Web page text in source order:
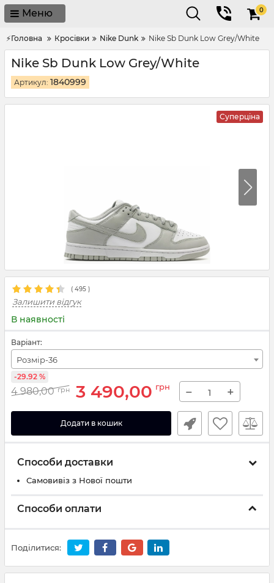
Меню 0
⚡Головна Кросівки Nike Dunk Nike Sb Dunk Low Grey/White
Nike Sb Dunk Low Grey/White
Артикул: 1840999
Суперціна
( 495 )
Залишити відгук
В наявності
Варіант:
Розмір-36
4 980,00 грн 3 490,00 грн
-29.92 %
− +
Додати в кошик
Способи доставки
Самовивіз з Нової пошти
Способи оплати
Поділитися: